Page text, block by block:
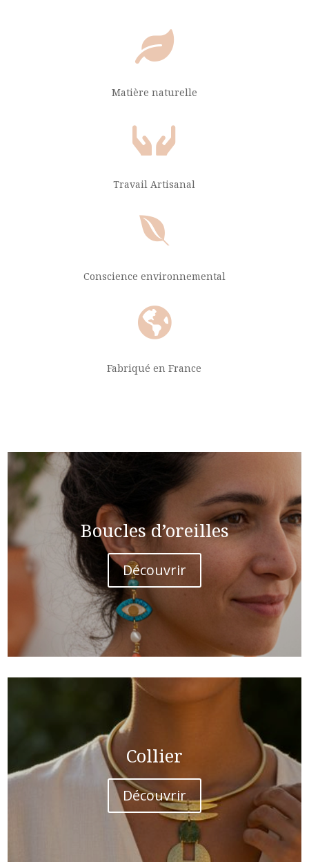

Matière naturelle

Travail Artisanal

Conscience environnemental

Fabriqué en France
Boucles d’oreilles
Découvrir
Collier
Découvrir